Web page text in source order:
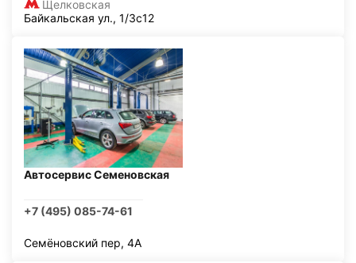
Щелковская
Байкальская ул., 1/3с12
Автосервис Семеновская
+7 (495) 085-74-61
Семёновский пер, 4А